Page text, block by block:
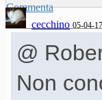
Commenta
cecchino 05-04-
@
Non